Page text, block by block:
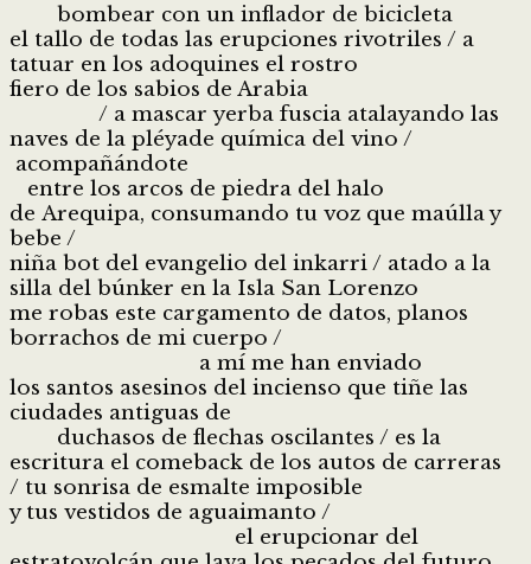
bombear con un inflador de bicicleta
el tallo de todas las erupciones rivotriles / a
tatuar en los adoquines el rostro
fiero de los sabios de Arabia
/ a mascar yerba fuscia atalayando las
naves de la pléyade química del vino /
acompañándote
entre los arcos de piedra del halo
de Arequipa, consumando tu voz que maúlla y
bebe /
niña bot del evangelio del inkarri / atado a la
silla del búnker en la Isla San Lorenzo
me robas este cargamento de datos, planos
borrachos de mi cuerpo /
a mí me han enviado
los santos asesinos del incienso que tiñe las
ciudades antiguas de
duchasos de flechas oscilantes / es la
escritura el comeback de los autos de carreras
/ tu sonrisa de esmalte imposible
y tus vestidos de aguaimanto /
el erupcionar del